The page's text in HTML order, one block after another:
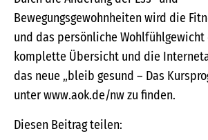
Bewegungsgewohnheiten wird die
und das persönliche Wohlfühlgewicht
komplette Übersicht und die
das neue „bleib gesund – Das
unter www.aok.de/nw zu finden.
Diesen Beitrag teilen: